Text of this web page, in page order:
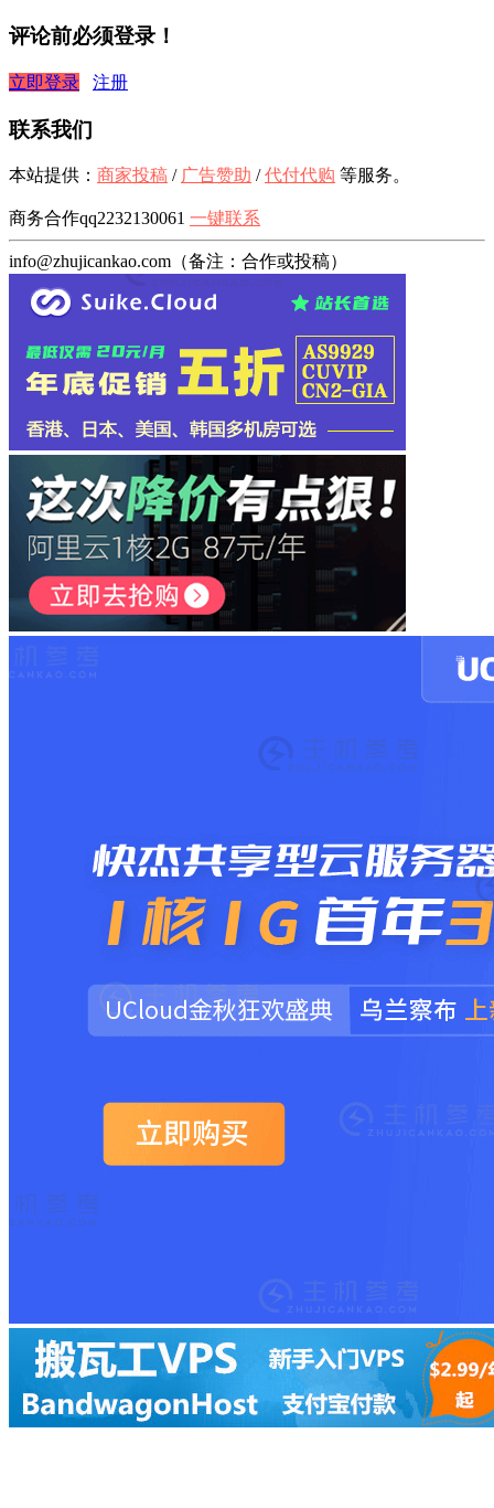
评论前必须登录！
立即登录 注册
联系我们
本站提供： 商家投稿 / 广告赞助 /代付代购 等服务。
商务合作qq2232130061 一键联系
info@zhujicankao.com（备注：合作或投稿）